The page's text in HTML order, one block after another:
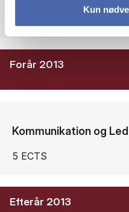
Kun
Forår 2013
Kommunikation og
5 ECTS
Efterår 2013